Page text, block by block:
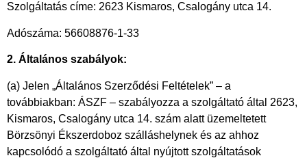
Szolgáltatás címe: 2623 Kismaros, Csalogány utca 14.
Adószáma: 56608876-1-33
2. Általános szabályok:
(a) Jelen „Általános Szerződési Feltételek” – a
továbbiakban: ÁSZF – szabályozza a szolgáltató által 2623,
Kismaros, Csalogány utca 14. szám alatt üzemeltetett
Börzsönyi Ékszerdoboz szálláshelynek és az ahhoz
kapcsolódó a szolgáltató által nyújtott szolgáltatások